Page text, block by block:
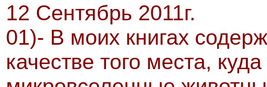
12 Сентябрь 2011г.
01)- В моих книгах
качестве того места,